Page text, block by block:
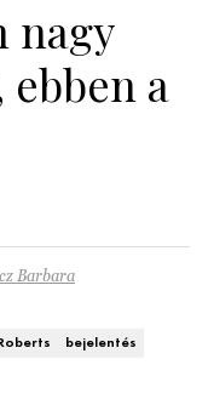
nagy
a
Barbara
bejelentés